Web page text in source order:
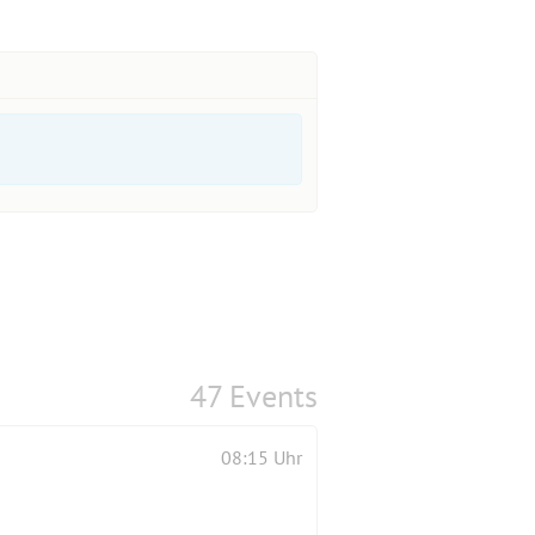
47 Events
08:15 Uhr